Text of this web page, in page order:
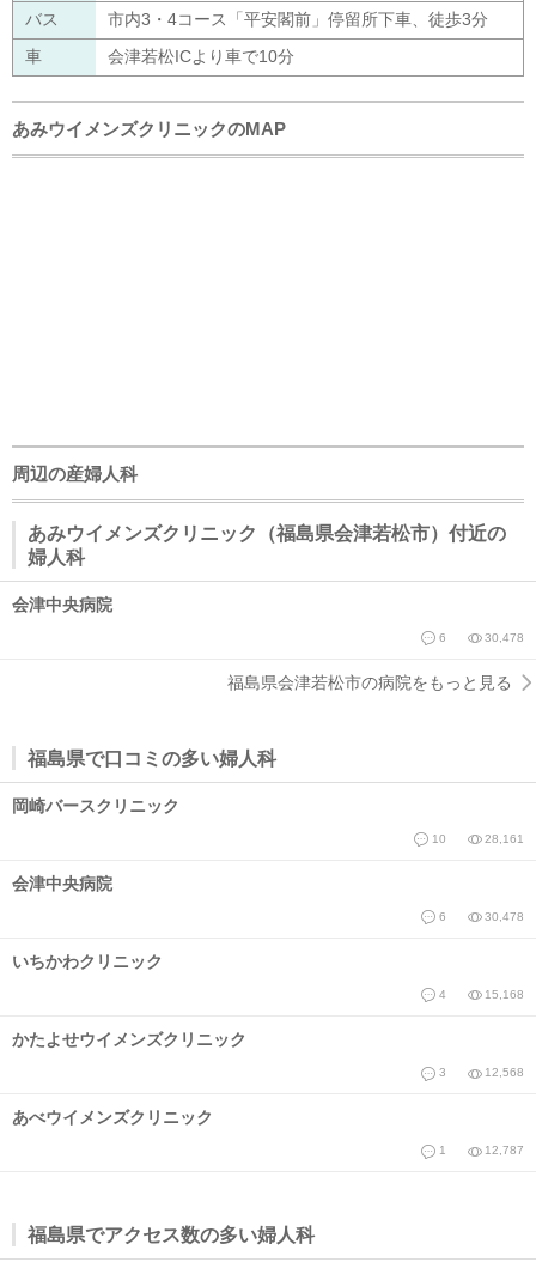
バス 市内3・4コース「平安閣前」停留所下車、徒歩3分
車 会津若松ICより車で10分
あみウイメンズクリニックのMAP
周辺の産婦人科
あみウイメンズクリニック（福島県会津若松市）付近の
婦人科
会津中央病院
6 30,478
福島県会津若松市の病院をもっと見る
福島県で口コミの多い婦人科
岡崎バースクリニック
10 28,161
会津中央病院
6 30,478
いちかわクリニック
4 15,168
かたよせウイメンズクリニック
3 12,568
あべウイメンズクリニック
1 12,787
福島県でアクセス数の多い婦人科